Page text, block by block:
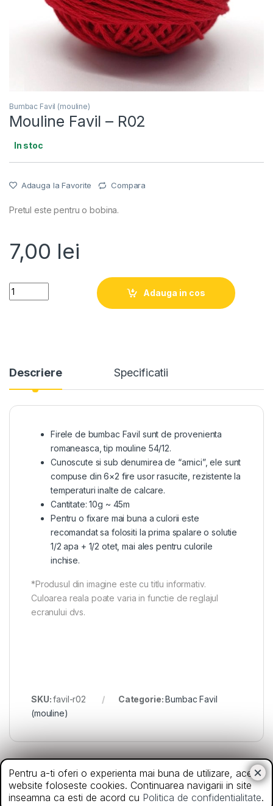
Bumbac Favil (mouline)
Mouline Favil – R02
In stoc
Adauga la Favorite Compara
Pretul este pentru o bobina.
7,00 lei
Quantity
Adauga in cos
Descriere Specificatii
Firele de bumbac Favil sunt de provenienta
romaneasca, tip mouline 54/12.
Cunoscute si sub denumirea de “arnici”, ele sunt
compuse din 6×2 fire usor rasucite, rezistente la
temperaturi inalte de calcare.
Cantitate: 10g ~ 45m
Pentru o fixare mai buna a culorii este
recomandat sa folositi la prima spalare o solutie
1/2 apa + 1/2 otet, mai ales pentru culorile
inchise.
*Produsul din imagine este cu titlu informativ.
Culoarea reala poate varia in functie de reglajul
ecranului dvs.
SKU:favil-r02 Categorie:Bumbac Favil
(mouline)
Din aceeasi categorie
Pentru a-ti oferi o experienta mai buna de utilizare, acest
website foloseste cookies. Continuarea navigarii in site
inseamna ca esti de acord cu Politica de confidentialitate.